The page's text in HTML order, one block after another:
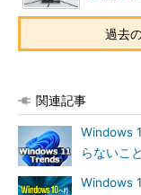
過去
関連記事
Windows
らないこと
Windows